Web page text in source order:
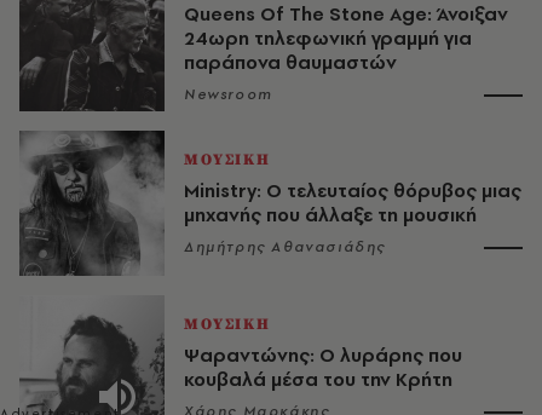
Queens Of The Stone Age: Άνοιξαν
24ωρη τηλεφωνική γραμμή για
παράπονα θαυμαστών
Newsroom
ΜΟΥΣΙΚΗ
Ministry: Ο τελευταίος θόρυβος μιας
μηχανής που άλλαξε τη μουσική
Δημήτρης Αθανασιάδης
ΜΟΥΣΙΚΗ
Ψαραντώνης: Ο λυράρης που
κουβαλά μέσα του την Κρήτη